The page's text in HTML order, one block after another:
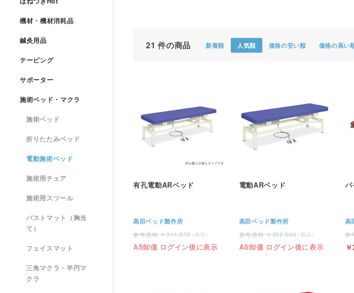
21 件の商品 新着順 人気順 価格の安い順 価格の高い
有孔電動ARベッド
高田ベッド製作所
311,575
AS卸価 ログイン後に表示
電動ARベッド
高田ベッド製作所
302,500
AS卸価 ログイン後に表示
パ
高
機材・機材消耗品
鍼灸用品
テーピング
サポーター
施術ベッド・マクラ
施術ベッド
折りたたみベッド
電動施術ベッド
施術用チェア
施術用スツール
バストマット（胸当
て）
フェイスマット
三角マクラ・半円マ
クラ